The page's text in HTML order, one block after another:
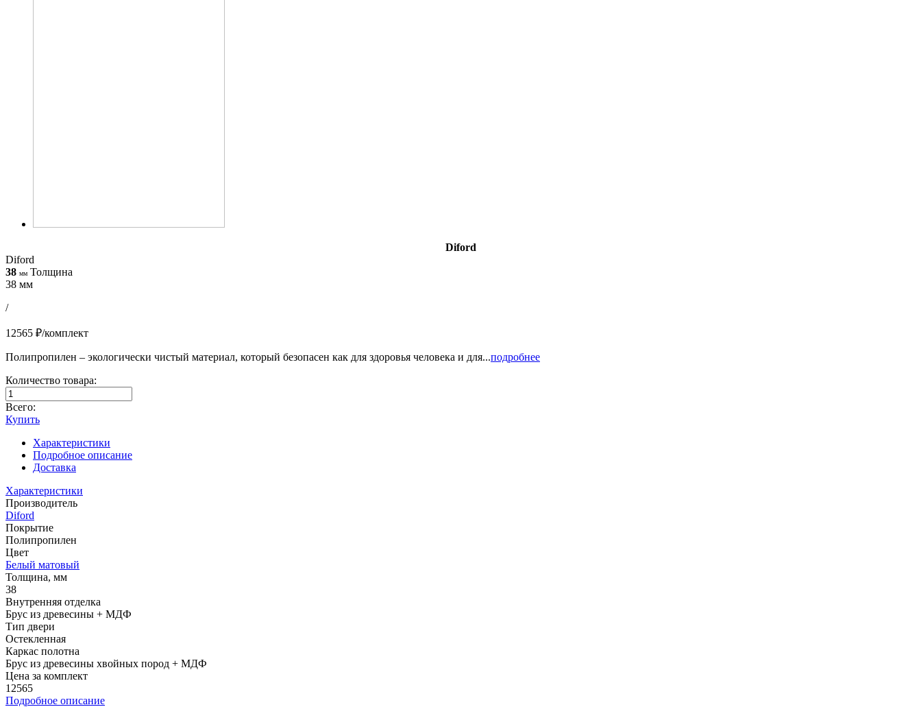
Diford
Diford
38 мм Толщина
38 мм
/
12565 ₽/комплект
Полипропилен – экологически чистый материал, который безопасен как для здоровья человека и для...подробнее
Количество товара:
Всего:
Купить
Характеристики
Подробное описание
Доставка
Характеристики
Производитель
Diford
Покрытие
Полипропилен
Цвет
Белый матовый
Толщина, мм
38
Внутренняя отделка
Брус из древесины + МДФ
Тип двери
Остекленная
Каркас полотна
Брус из древесины хвойных пород + МДФ
Цена за комплект
12565
Подробное описание